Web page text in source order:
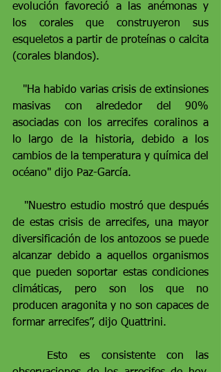
evolución favoreció a las anémonas y
los corales que construyeron sus
esqueletos a partir de proteínas o calcita
(corales blandos).
masivas con alrededor del 90%
asociadas con los arrecifes coralinos a
lo largo de la historia, debido a los
cambios de la temperatura y química del
océano" dijo Paz-García.
de estas crisis de arrecifes, una mayor
diversificación de los antozoos se puede
alcanzar debido a aquellos organismos
que pueden soportar estas condiciones
climáticas, pero son los que no
producen aragonita y no son capaces de
formar arrecifes”, dijo Quattrini.